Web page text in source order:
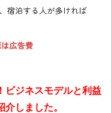
ビジネスモデルと利益
しました。